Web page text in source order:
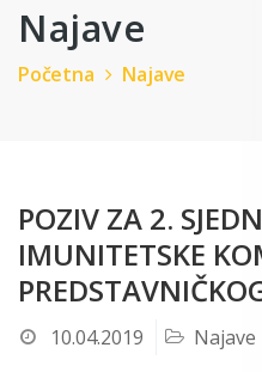
Najave
Početna Najave
POZIV ZA 2.
IMUNITETSKE
10.04.2019
Najave